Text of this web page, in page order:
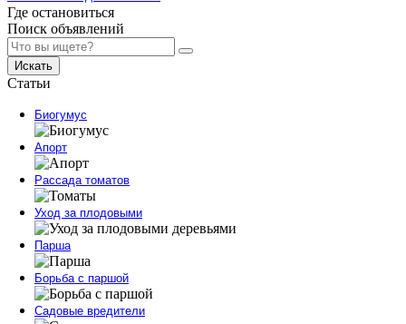
Где остановиться
Поиск объявлений
Искать
Статьи
Биогумус
Апорт
Рассада томатов
Уход за плодовыми
Парша
Борьба с паршой
Садовые вредители